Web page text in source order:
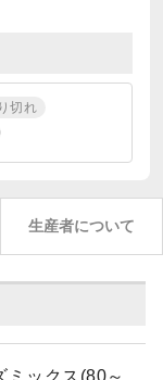
切れ
生産者について
ックス(80～